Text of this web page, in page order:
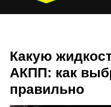
Какую
АКПП: как
правильно